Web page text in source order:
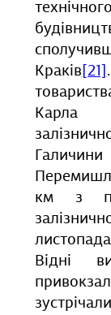
Краків [21]
Карла
Галичини
км з
Відні